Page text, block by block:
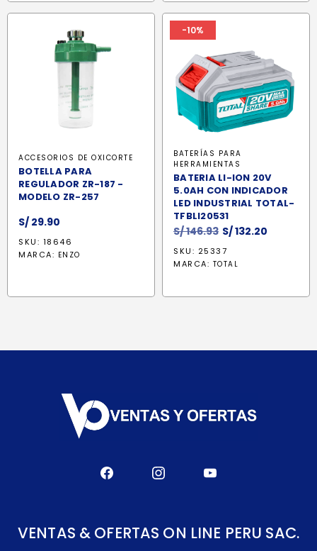
ACCESORIOS DE OXICORTE
BOTELLA PARA
REGULADOR ZR-187 -
MODELO ZR-257
S/ 29.90
SKU: 18646
MARCA: ENZO
-10%
BATERÍAS PARA
HERRAMIENTAS
BATERIA LI-ION 20V
5.0AH CON INDICADOR
LED INDUSTRIAL TOTAL-
TFBLI20531
S/146.93 El
precio
original
S/132.20
SKU: 25337
MARCA: TOTAL
VENTAS & OFERTAS ON LINE PERU SAC.